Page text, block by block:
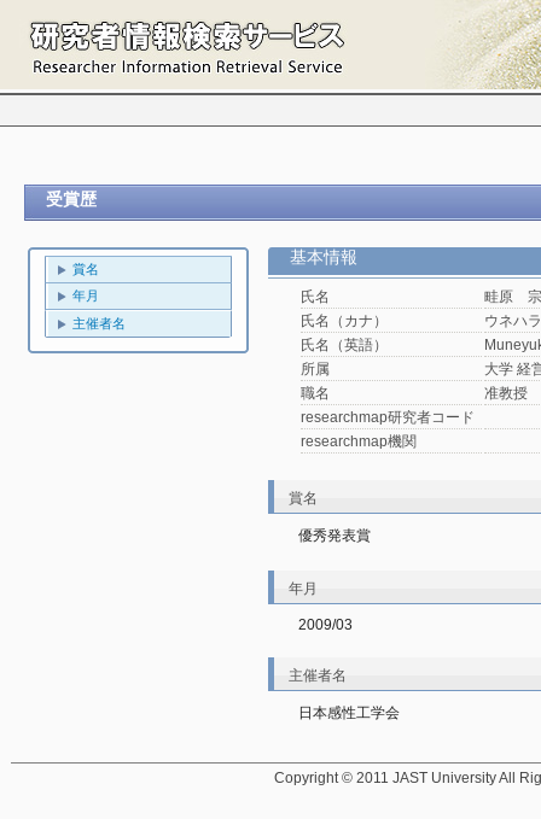
受賞歴
賞名
年月
主催者名
基本情報
氏名
畦原
氏名（カナ）
ウネハ
氏名（英語）
所属
大学 経
職名
准教授
researchmap研究者コード
researchmap機関
賞名
優秀発表賞
年月
2009/03
主催者名
日本感性工学会